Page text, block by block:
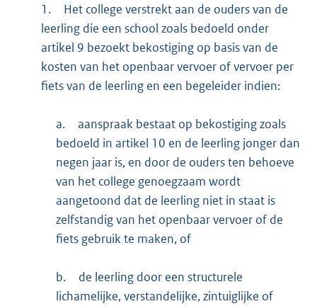
1.
Het college verstrekt aan de ouders van de
leerling die een school zoals bedoeld onder
artikel 9 bezoekt bekostiging op basis van de
kosten van het openbaar vervoer of vervoer per
fiets van de leerling en een begeleider indien:
a.
aanspraak bestaat op bekostiging zoals
bedoeld in artikel 10 en de leerling jonger dan
negen jaar is, en door de ouders ten behoeve
van het college genoegzaam wordt
aangetoond dat de leerling niet in staat is
zelfstandig van het openbaar vervoer of de
fiets gebruik te maken, of
b.
de leerling door een structurele
lichamelijke, verstandelijke, zintuiglijke of